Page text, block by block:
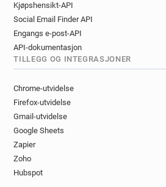
Kjøpshensikt-API
Social Email Finder API
Engangs e-post-API
API-dokumentasjon
TILLEGG OG INTEGRASJONER
Chrome-utvidelse
Firefox-utvidelse
Gmail-utvidelse
Google Sheets
Zapier
Zoho
Hubspot